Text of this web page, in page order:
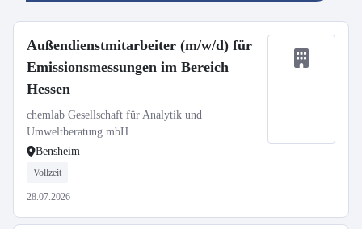
Außendienstmitarbeiter (m/w/d) für
Emissionsmessungen im Bereich
Hessen
chemlab Gesellschaft für Analytik und
Umweltberatung mbH
Bensheim
Vollzeit
28.07.2026